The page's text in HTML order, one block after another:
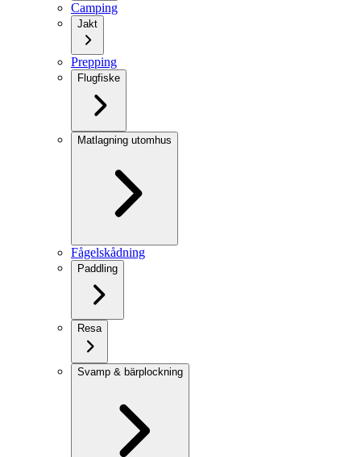
Camping
Jakt
Prepping
Flugfiske
Matlagning utomhus
Fågelskådning
Paddling
Resa
Svamp & bärplockning